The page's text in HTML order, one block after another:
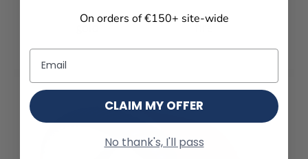
On orders of €150+ site-wide
Email
CLAIM MY OFFER
No thank's, I'll pass